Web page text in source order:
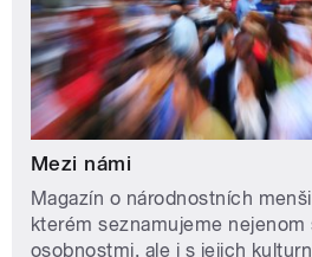
Mezi námi
Magazín o národnostních
kterém seznamujeme
osobnostmi, ale i s jejich